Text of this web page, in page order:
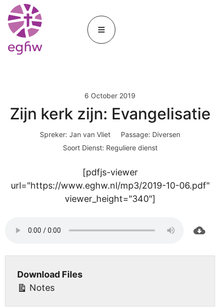
6 October 2019
Zijn kerk zijn: Evangelisatie
Spreker: Jan van Vliet Passage: Diversen
Soort Dienst: Reguliere dienst
[pdfjs-viewer
url="https://www.eghw.nl/mp3/2019-10-06.pdf"
viewer_height="340"]
Download Files
Notes